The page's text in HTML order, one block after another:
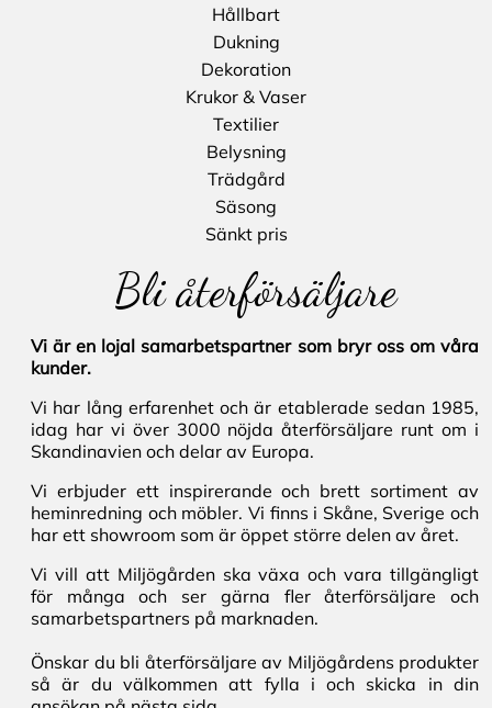
Hållbart
Dukning
Dekoration
Krukor & Vaser
Textilier
Belysning
Trädgård
Säsong
Sänkt pris
Bli återförsäljare
Vi är en lojal samarbetspartner som bryr oss om våra
kunder.
Vi har lång erfarenhet och är etablerade sedan 1985,
idag har vi över 3000 nöjda återförsäljare runt om i
Skandinavien och delar av Europa.
Vi erbjuder ett inspirerande och brett sortiment av
heminredning och möbler. Vi finns i Skåne, Sverige och
har ett showroom som är öppet större delen av året.
Vi vill att Miljögården ska växa och vara tillgängligt
för många och ser gärna fler återförsäljare och
samarbetspartners på marknaden.
Önskar du bli återförsäljare av Miljögårdens produkter
så är du välkommen att fylla i och skicka in din